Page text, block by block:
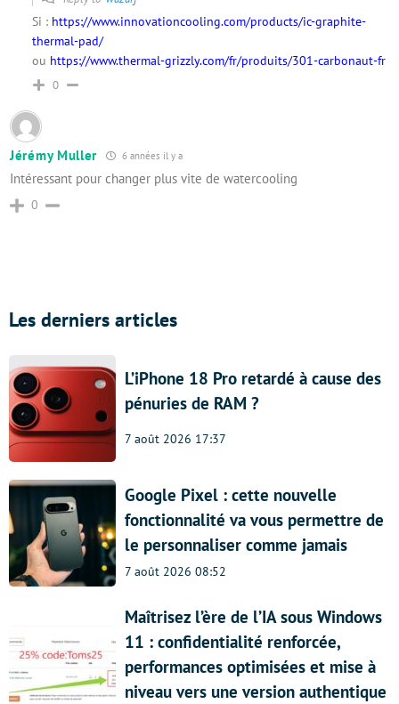
Si : https://www.innovationcooling.com/products/ic-graphite-
thermal-pad/
ou https://www.thermal-grizzly.com/fr/produits/301-carbonaut-fr
0
Jérémy Muller 6 années il y a
Intéressant pour changer plus vite de watercooling
0
Les derniers articles
L’iPhone 18 Pro retardé à cause des
pénuries de RAM ?
7 août 2026 17:37
Google Pixel : cette nouvelle
fonctionnalité va vous permettre de
le personnaliser comme jamais
7 août 2026 08:52
Maîtrisez l’ère de l’IA sous Windows
11 : confidentialité renforcée,
performances optimisées et mise à
niveau vers une version authentique